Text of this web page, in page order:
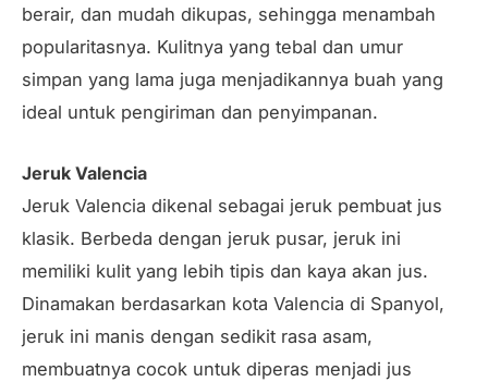
berair, dan mudah dikupas, sehingga menambah
popularitasnya. Kulitnya yang tebal dan umur
simpan yang lama juga menjadikannya buah yang
ideal untuk pengiriman dan penyimpanan.
Jeruk Valencia
Jeruk Valencia dikenal sebagai jeruk pembuat jus
klasik. Berbeda dengan jeruk pusar, jeruk ini
memiliki kulit yang lebih tipis dan kaya akan jus.
Dinamakan berdasarkan kota Valencia di Spanyol,
jeruk ini manis dengan sedikit rasa asam,
membuatnya cocok untuk diperas menjadi jus